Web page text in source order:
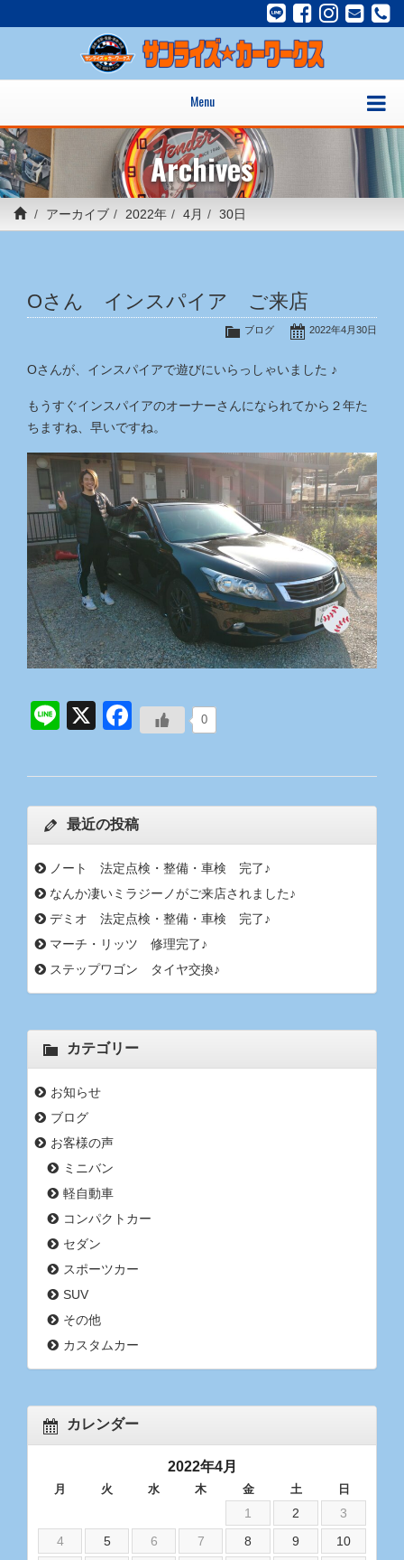
Menu
Archives
アーカイブ 2022年 4月 30日
Oさん インスパイア ご来店
2022年4月30日
ブログ
Oさんが、インスパイアで遊びにいらっしゃいました ♪
もうすぐインスパイアのオーナーさんになられてから２年た
ちますね、早いですね。
0
Line
X Facebook
最近の投稿
ノート 法定点検・整備・車検 完了♪
なんか凄いミラジーノがご来店されました♪
デミオ 法定点検・整備・車検 完了♪
マーチ・リッツ 修理完了♪
ステップワゴン タイヤ交換♪
カテゴリー
お知らせ
ブログ
お客様の声
ミニバン
軽自動車
コンパクトカー
セダン
スポーツカー
SUV
その他
カスタムカー
カレンダー
2022年4月
月 火 水 木 金 土 日
1 2
3
4
5 6 7 8 9
10